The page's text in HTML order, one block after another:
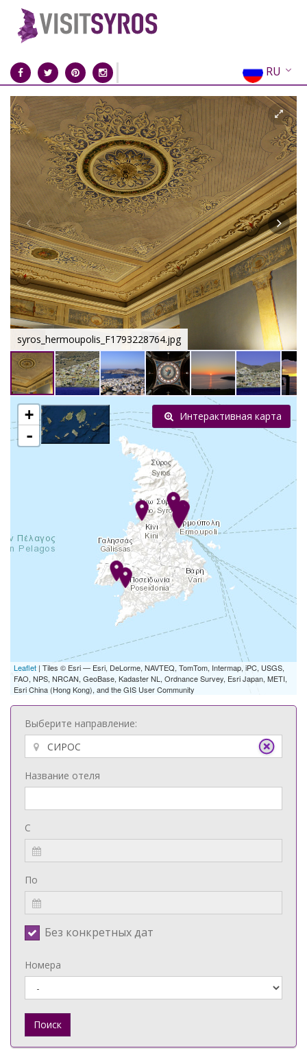
RU
EN
EL
FR
DE
IT
ES
CN
syros_hermoupolis_F1793228764.jpg
+
-
Leaflet | Tiles © Esri — Esri, DeLorme, NAVTEQ, TomTom, Intermap, iPC, USGS,
FAO, NPS, NRCAN, GeoBase, Kadaster NL, Ordnance Survey, Esri Japan, METI,
Esri China (Hong Kong), and the GIS User Community
Интерактивная карта
Выберите направление:
Название отеля
С
По
Без конкретных дат
Номера
Поиск